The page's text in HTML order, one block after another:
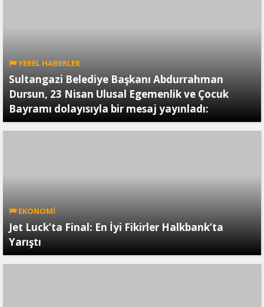
YEREL HABERLER
Sultangazi Belediye Başkanı Abdurrahman
Dursun, 23 Nisan Ulusal Egemenlik ve Çocuk
Bayramı dolayısıyla bir mesaj yayınladı:
EKONOMİ
Jet Luck’ta Final: En İyi Fikirler Halkbank’ta
Yarıştı